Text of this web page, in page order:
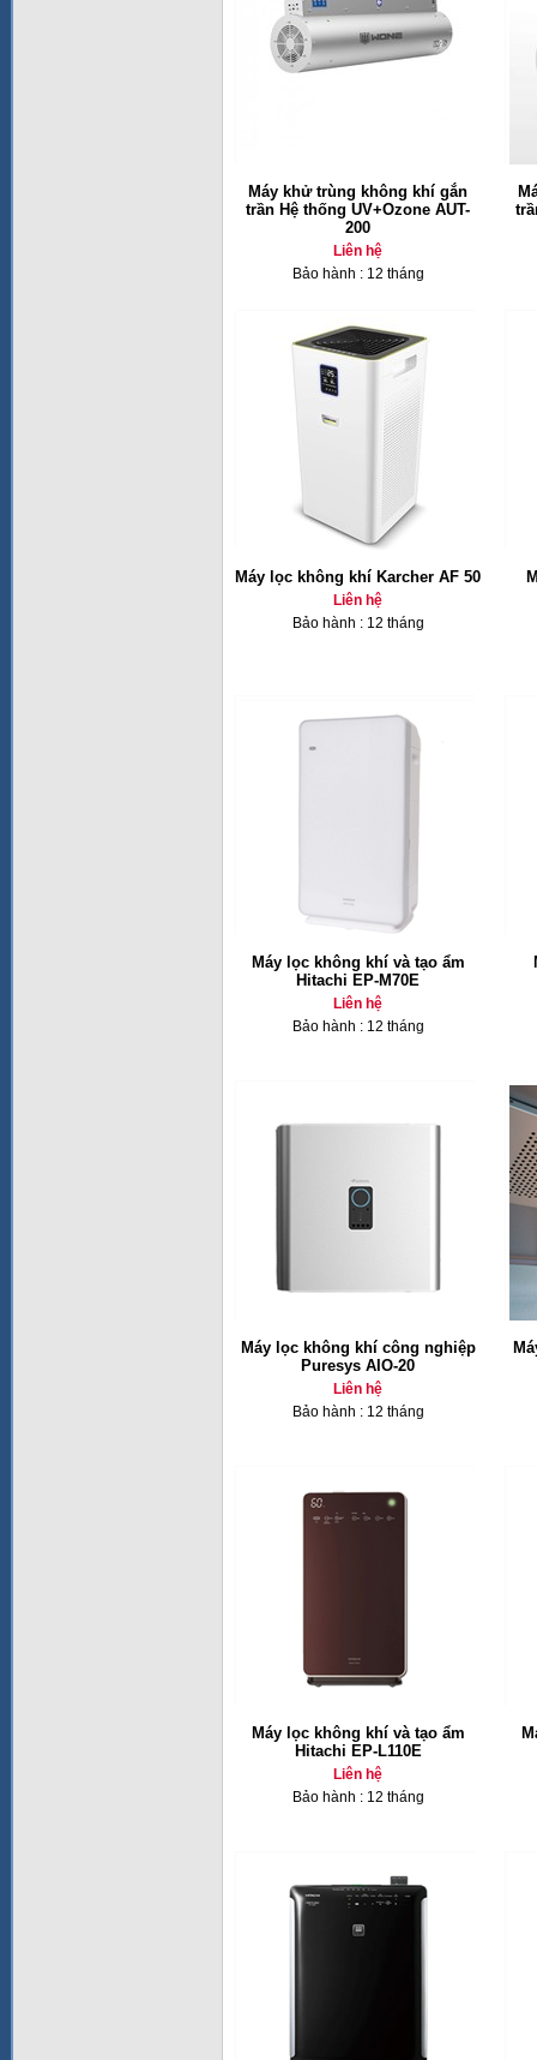
Máy khử trùng không khí gắn
trần Hệ thống UV+Ozone AUT-
200
Liên hệ
Bảo hành : 12 tháng
Máy lọc không khí Karcher AF 50
Liên hệ
Bảo hành : 12 tháng
Máy lọc không khí và tạo ẩm
Hitachi EP-M70E
Liên hệ
Bảo hành : 12 tháng
Máy lọc không khí công nghiệp
Puresys AIO-20
Liên hệ
Bảo hành : 12 tháng
Máy lọc không khí và tạo ẩm
Hitachi EP-L110E
Liên hệ
Bảo hành : 12 tháng